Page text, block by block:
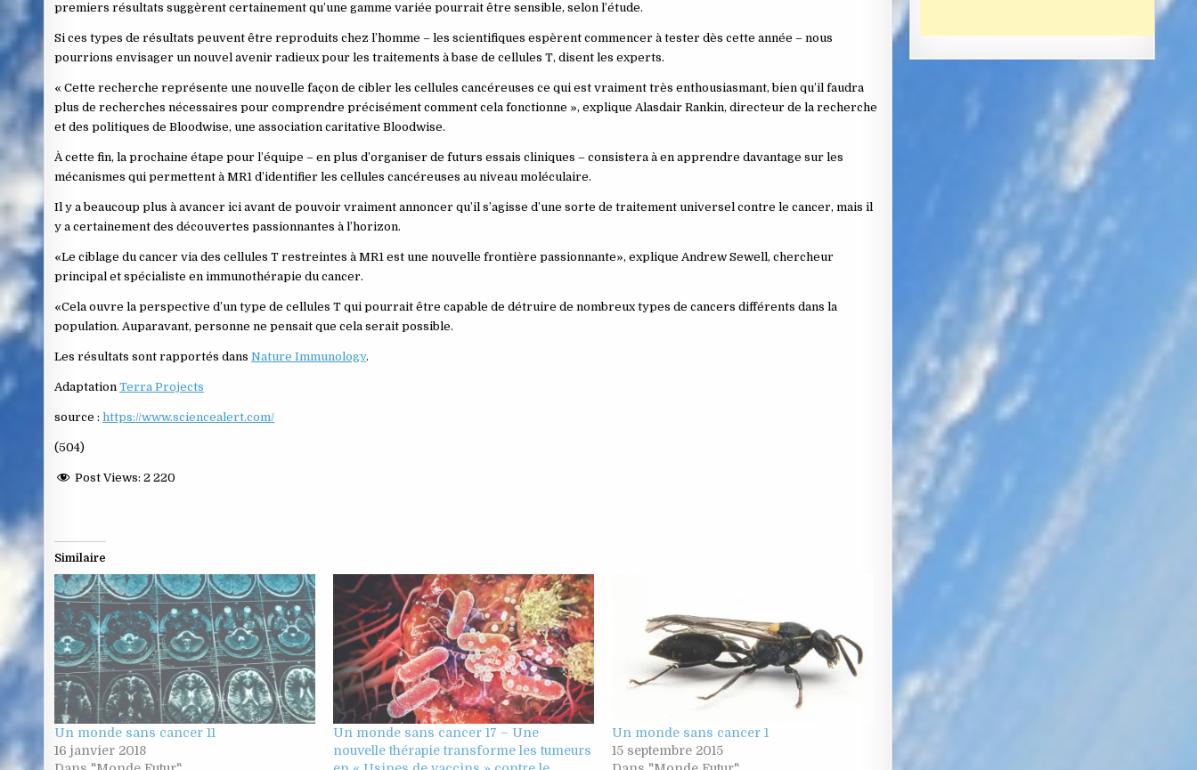
premiers résultats suggèrent certainement qu’une gamme variée pourrait être sensible, selon l’étude.
Si ces types de résultats peuvent être reproduits chez l’homme – les scientifiques espèrent commencer à tester dès cette année – nous
pourrions envisager un nouvel avenir radieux pour les traitements à base de cellules T, disent les experts.
« Cette recherche représente une nouvelle façon de cibler les cellules cancéreuses ce qui est vraiment très enthousiasmant, bien qu’il faudra
plus de recherches nécessaires pour comprendre précisément comment cela fonctionne », explique Alasdair Rankin, directeur de la recherche
et des politiques de Bloodwise, une association caritative Bloodwise.
À cette fin, la prochaine étape pour l’équipe – en plus d’organiser de futurs essais cliniques – consistera à en apprendre davantage sur les
mécanismes qui permettent à MR1 d’identifier les cellules cancéreuses au niveau moléculaire.
Il y a beaucoup plus à avancer ici avant de pouvoir vraiment annoncer qu’il s’agisse d’une sorte de traitement universel contre le cancer, mais il
y a certainement des découvertes passionnantes à l’horizon.
«Le ciblage du cancer via des cellules T restreintes à MR1 est une nouvelle frontière passionnante», explique Andrew Sewell, chercheur
principal et spécialiste en immunothérapie du cancer.
«Cela ouvre la perspective d’un type de cellules T qui pourrait être capable de détruire de nombreux types de cancers différents dans la
population. Auparavant, personne ne pensait que cela serait possible.
Les résultats sont rapportés dansNature Immunology.
AdaptationTerra Projects
source :https://www.sciencealert.com/
(504)
Post Views: 2 220
Similaire
Un monde sans cancer 11
16 janvier 2018
Un monde sans cancer 17 – Une
nouvelle thérapie transforme les tumeurs
Un monde sans cancer 1
15 septembre 2015